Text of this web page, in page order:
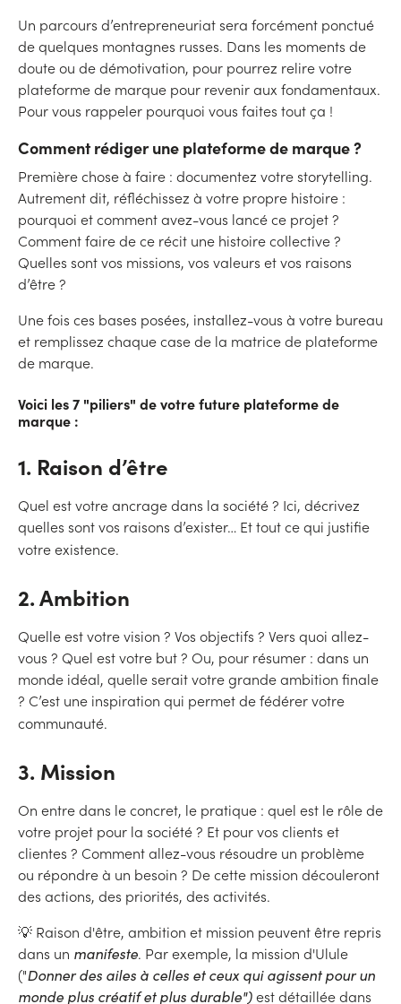
Un parcours d’entrepreneuriat sera forcément ponctué
de quelques montagnes russes. Dans les moments de
doute ou de démotivation, pour pourrez relire votre
plateforme de marque pour revenir aux fondamentaux.
Pour vous rappeler pourquoi vous faites tout ça !
Comment rédiger une plateforme de marque ?
Première chose à faire : documentez votre storytelling.
Autrement dit, réfléchissez à votre propre histoire :
pourquoi et comment avez-vous lancé ce projet ?
Comment faire de ce récit une histoire collective ?
Quelles sont vos missions, vos valeurs et vos raisons
d’être ?
Une fois ces bases posées, installez-vous à votre bureau
et remplissez chaque case de la matrice de plateforme
de marque.
Voici les 7 "piliers" de votre future plateforme de
marque :
1. Raison d’être
Quel est votre ancrage dans la société ? Ici, décrivez
quelles sont vos raisons d’exister… Et tout ce qui justifie
votre existence.
2. Ambition
Quelle est votre vision ? Vos objectifs ? Vers quoi allez-
vous ? Quel est votre but ? Ou, pour résumer : dans un
monde idéal, quelle serait votre grande ambition finale
? C’est une inspiration qui permet de fédérer votre
communauté.
3. Mission
On entre dans le concret, le pratique : quel est le rôle de
votre projet pour la société ? Et pour vos clients et
clientes ? Comment allez-vous résoudre un problème
ou répondre à un besoin ? De cette mission découleront
des actions, des priorités, des activités.
💡 Raison d'être, ambition et mission peuvent être repris
dans un manifeste. Par exemple, la mission d'Ulule
("Donner des ailes à celles et ceux qui agissent pour un
monde plus créatif et plus durable")est détaillée dans